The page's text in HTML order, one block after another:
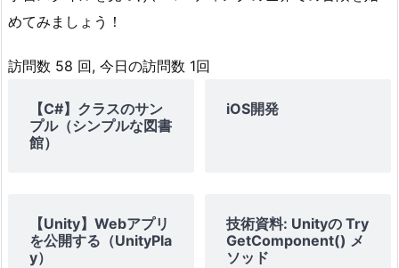
めてみましょう！
訪問数 58 回, 今日の訪問数 1回
【C#】クラスのサン
プル（シンプルな図書
館）
iOS開発
【Unity】Webアプリ
を公開する（UnityPla
y）
技術資料: Unityの Try
GetComponent() メ
ソッド